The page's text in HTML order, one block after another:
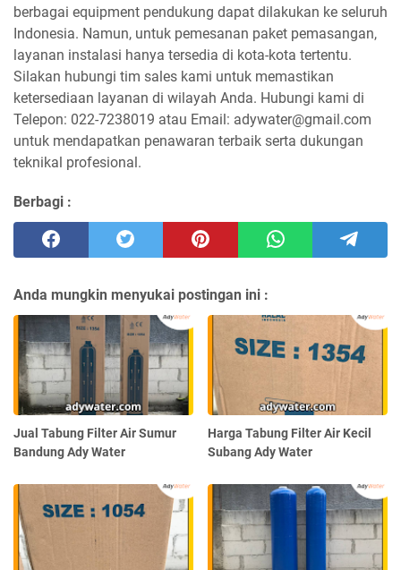
berbagai equipment pendukung dapat dilakukan ke seluruh
Indonesia. Namun, untuk pemesanan paket pemasangan,
layanan instalasi hanya tersedia di kota-kota tertentu.
Silakan hubungi tim sales kami untuk memastikan
ketersediaan layanan di wilayah Anda. Hubungi kami di
Telepon: 022-7238019 atau Email: adywater@gmail.com
untuk mendapatkan penawaran terbaik serta dukungan
teknikal profesional.
Berbagi :
Anda mungkin menyukai postingan ini :
Jual Tabung Filter Air Sumur
Bandung Ady Water
Harga Tabung Filter Air Kecil
Subang Ady Water